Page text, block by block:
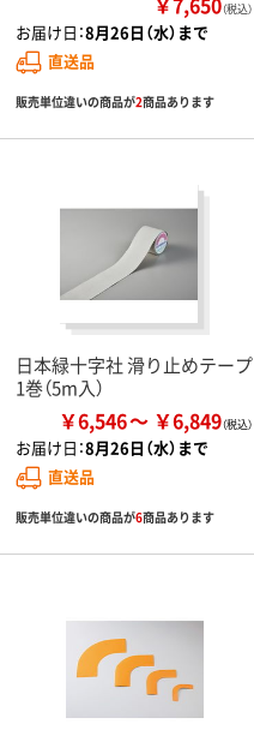
（税込）
お届け日：8月26日（水）まで
直送品
販売単位違いの商品が2商品あります
日本緑十字社 滑り止めテープ
1巻（5m入）
￥6,546 ￥6,849
お届け日：8月26日（水）まで
直送品
販売単位違いの商品が6商品あります